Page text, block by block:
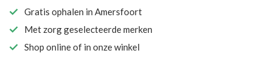
Gratis ophalen in Amersfoort
Met zorg geselecteerde merken
Shop online of in onze winkel